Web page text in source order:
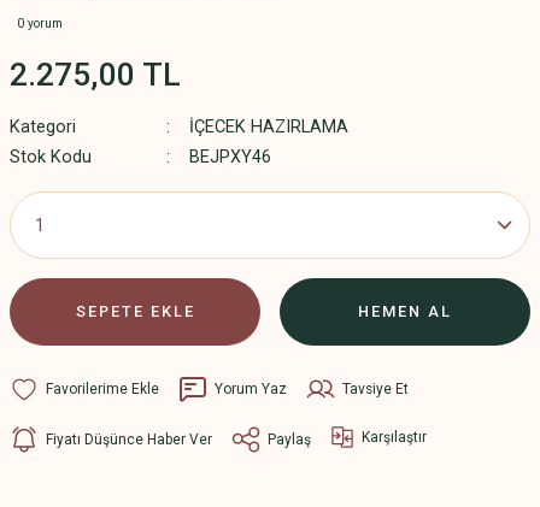
0 yorum
2.275,00 TL
Kategori
İÇECEK HAZIRLAMA
Stok Kodu
BEJPXY46
SEPETE EKLE HEMEN AL
Yorum Yaz Tavsiye Et
Fiyatı Düşünce Haber Ver Paylaş Karşılaştır